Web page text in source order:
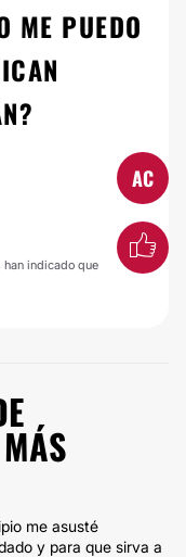
ME PUEDO
AC
indicado que
me asusté
y para que sirva a